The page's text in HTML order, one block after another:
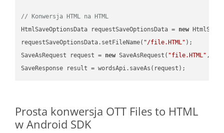
// Konwersja HTML na HTML
HtmlSaveOptionsData requestSaveOptionsData = new
requestSaveOptionsData.setFileName( "/file.HTML" );
SaveAsRequest request = new SaveAsRequest( "file.HTML"
Prosta konwersja OTT Files to HTML
w Android SDK